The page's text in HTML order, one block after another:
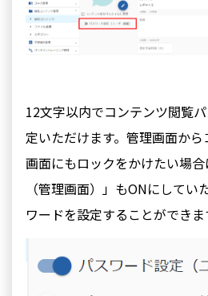
12文字以内でコンテンツ閲覧
定いただけます。管理画面か
画面にもロックをかけたい場
（管理画面）」もONにしてい
ワードを設定することができま